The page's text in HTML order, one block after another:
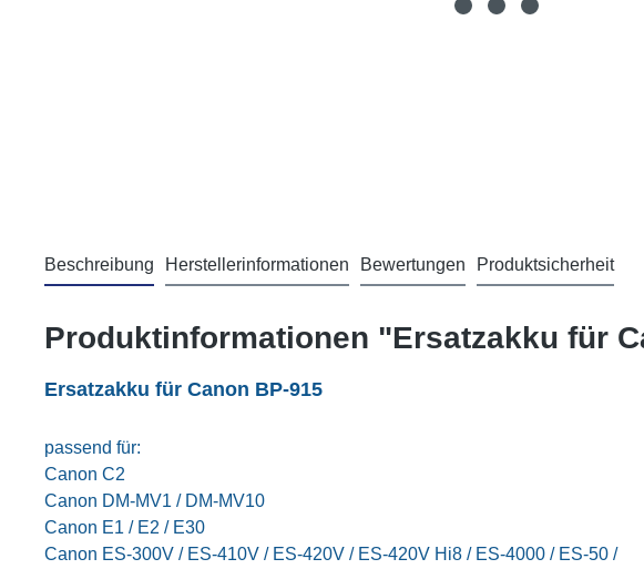
Beschreibung Herstellerinformationen Bewertungen Produktsicherheit
Produktinformationen "Ersatzakku für
Ersatzakku für Canon BP-915
passend für:
Canon C2
Canon DM-MV1 / DM-MV10
Canon E1 / E2 / E30
Canon ES-300V / ES-410V / ES-420V / ES-420V Hi8 / ES-4000 / ES-50 /